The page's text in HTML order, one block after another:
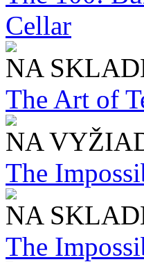
Cellar
NA
The Art of
NA
The
NA
The